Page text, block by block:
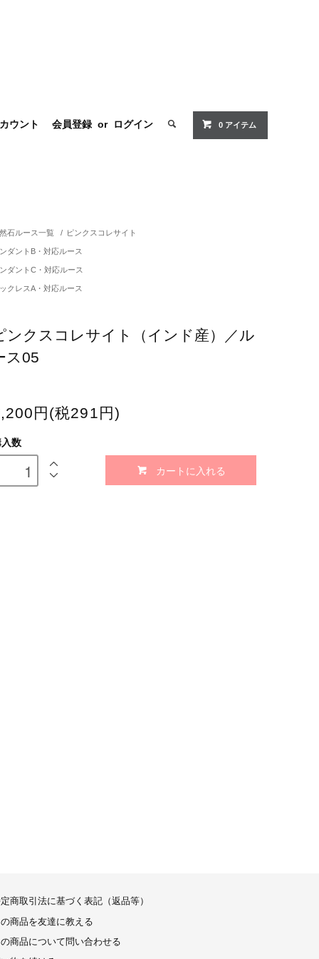
ウント 会員登録 or ログイン 0 アイテム
石ルース一覧 / ピンクスコレサイト
ダントB・対応ルース
ダントC・対応ルース
クレスA・対応ルース
ンクスコレサイト（インド産）／ル
ス05
円(税291円)
数
カートに入れる
商取引法に基づく表記（返品等）
の商品を友達に教える
商品について問い合わせる